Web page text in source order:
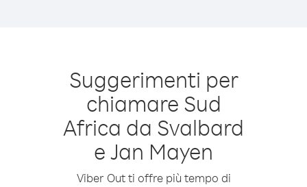
Suggerimenti per
chiamare Sud
Africa da Svalbard
e Jan Mayen
Viber Out ti offre più tempo di